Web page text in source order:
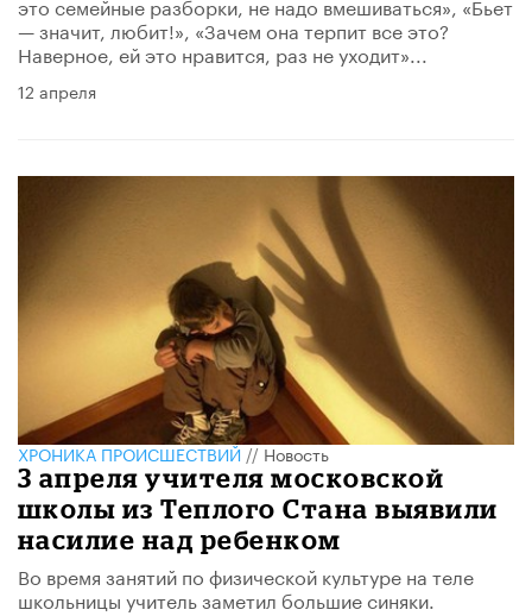
— значит, любит!», «Зачем она терпит все это?
Наверное, ей это нравится, раз не уходит»...
12 апреля
ХРОНИКА ПРОИСШЕСТВИЙ//Новость
3 апреля учителя московской
школы из Теплого Стана выявили
насилие над ребенком
​Во время занятий по физической культуре на теле
школьницы учитель заметил большие синяки.